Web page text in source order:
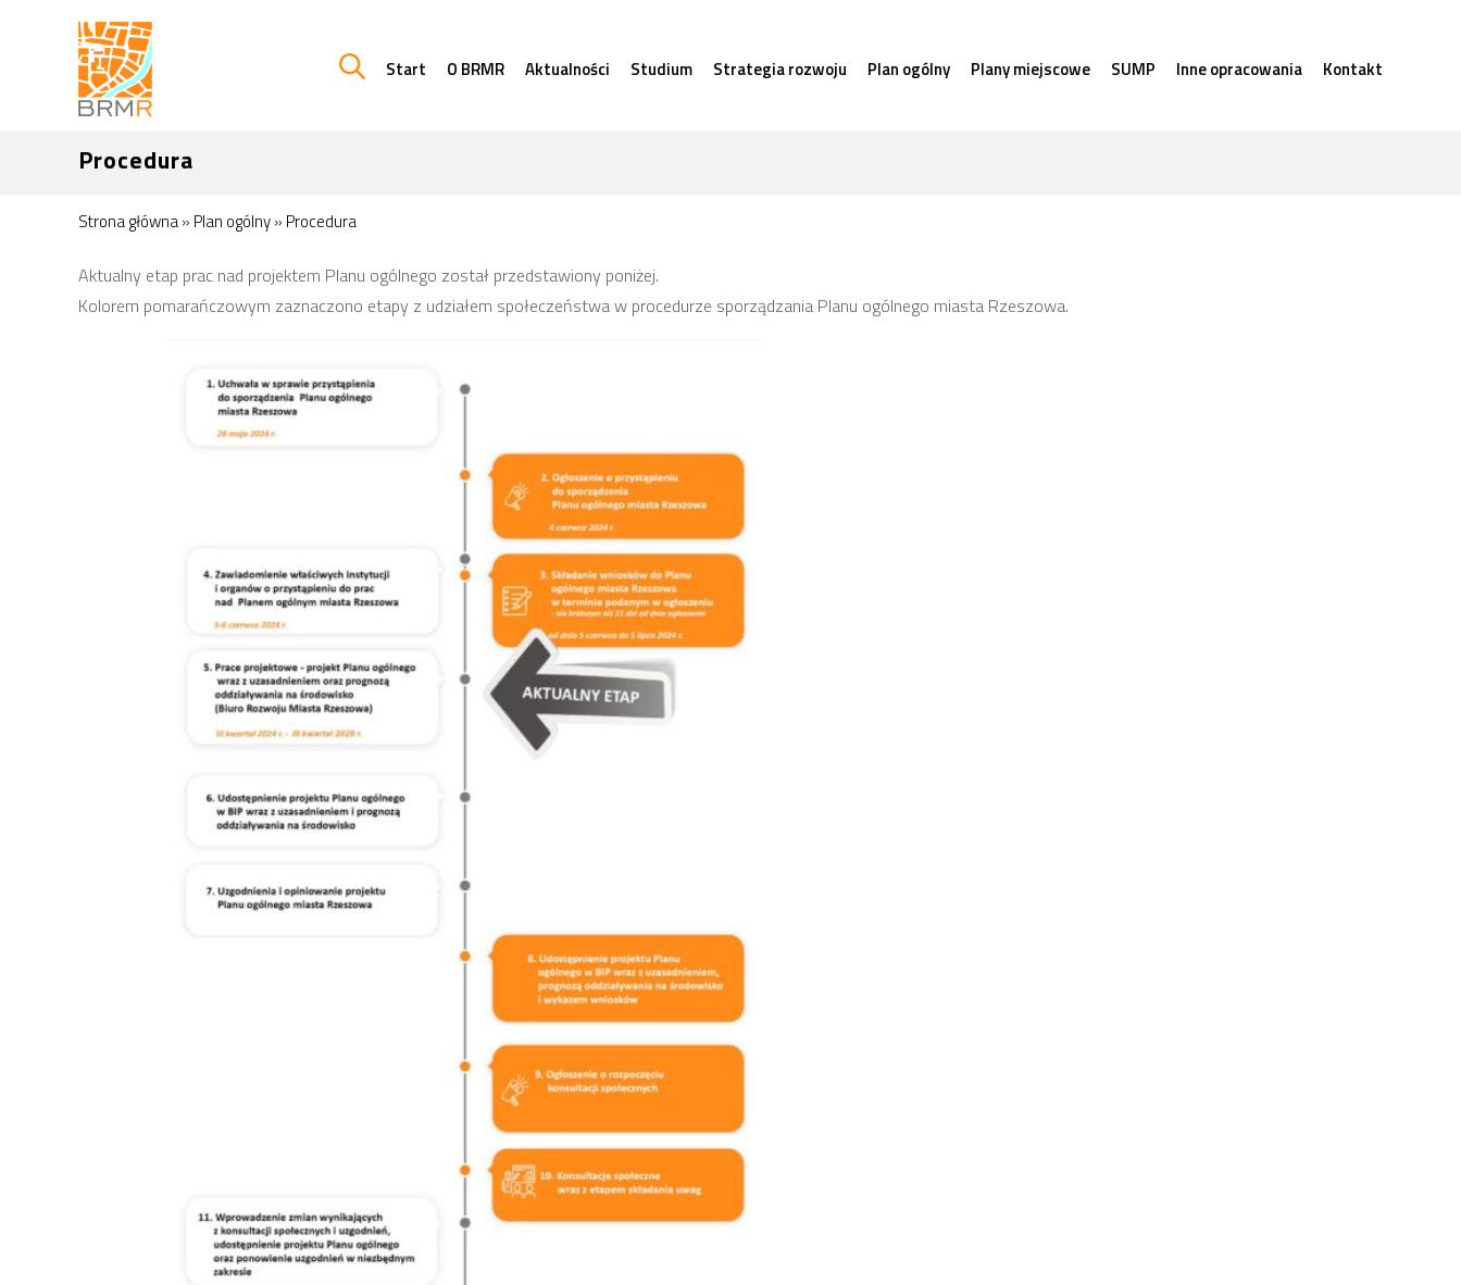
Start O BRMR Aktualności Studium Strategia rozwoju Plan ogólny Plany miejscowe SUMP Inne opracowania Kontakt
Procedura
Strona główna» Plan ogólny» Procedura
Aktualny etap prac nad projektem Planu ogólnego został przedstawiony poniżej.
Kolorem pomarańczowym zaznaczono etapy z udziałem społeczeństwa w procedurze sporządzania Planu ogólnego miasta Rzeszowa.